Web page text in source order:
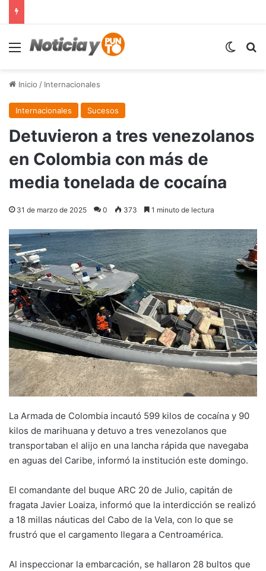
Menú
Inicio / Internacionales
Internacionales Sucesos
Detuvieron a tres venezolanos
en Colombia con más de
media tonelada de cocaína
31 de marzo de 2025 0 373 1 minuto de lectura
La Armada de Colombia incautó 599 kilos de cocaína y 90
kilos de marihuana y detuvo a tres venezolanos que
transportaban el alijo en una lancha rápida que navegaba
en aguas del Caribe, informó la institución este domingo.
El comandante del buque ARC 20 de Julio, capitán de
fragata Javier Loaiza, informó que la interdicción se realizó
a 18 millas náuticas del Cabo de la Vela, con lo que se
frustró que el cargamento llegara a Centroamérica.
Al inspeccionar la embarcación, se hallaron 28 bultos que